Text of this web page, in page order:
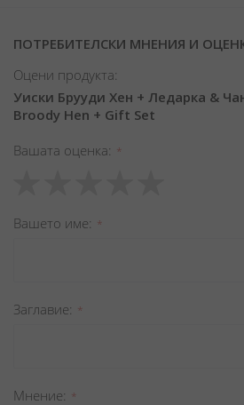
ПОТРЕБИТЕЛСКИ МНЕНИЯ И
Оцени продукта:
Уиски Брууди Хен + Ледарка &
Broody Hen + Gift Set
Вашата оценка
star
stars
stars
stars
stars
Вашето име
Заглавиe
Мнение